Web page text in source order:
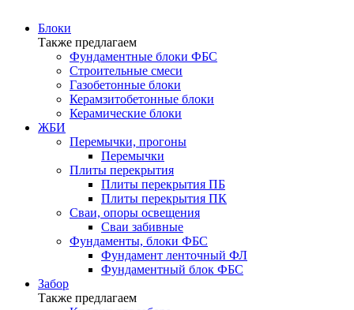
Блоки
Также предлагаем
Фундаментные блоки ФБС
Строительные смеси
Газобетонные блоки
Керамзитобетонные блоки
Керамические блоки
ЖБИ
Перемычки, прогоны
Перемычки
Плиты перекрытия
Плиты перекрытия ПБ
Плиты перекрытия ПК
Сваи, опоры освещения
Сваи забивные
Фундаменты, блоки ФБС
Фундамент ленточный ФЛ
Фундаментный блок ФБС
Забор
Также предлагаем